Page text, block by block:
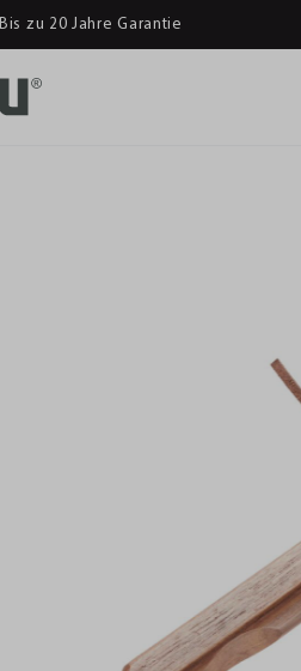
Bis zu 20 Jahre Garantie